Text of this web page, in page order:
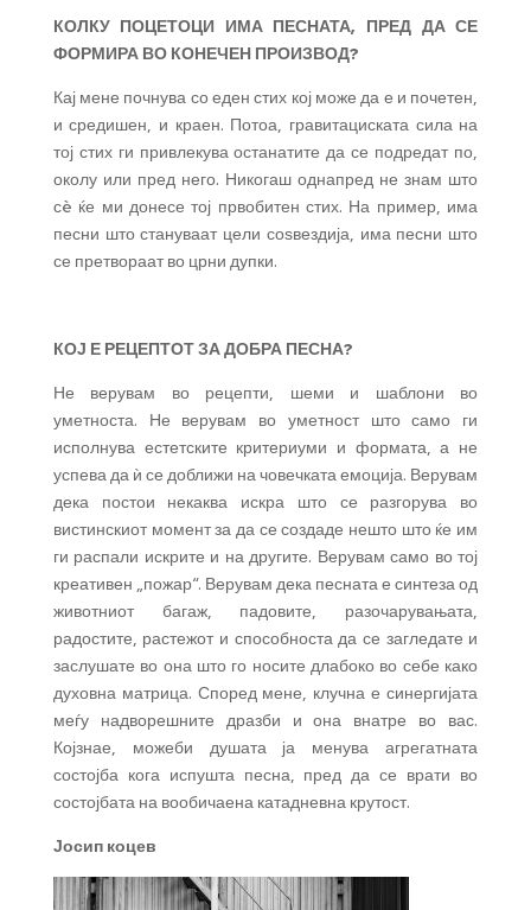
КОЛКУ ПОЦЕТОЦИ ИМА ПЕСНАТА, ПРЕД ДА СЕ
ФОРМИРА ВО КОНЕЧЕН ПРОИЗВОД?
Кај мене почнува со еден стих кој може да е и почетен,
и средишен, и краен. Потоа, гравитациската сила на
тој стих ги привлекува останатите да се подредат по,
околу или пред него. Никогаш однапред не знам што
сè ќе ми донесе тој првобитен стих. На пример, има
песни што стануваат цели соѕвездија, има песни што
се претвораат во црни дупки.
КОЈ Е РЕЦЕПТОТ ЗА ДОБРА ПЕСНА?
Не верувам во рецепти, шеми и шаблони во
уметноста. Не верувам во уметност што само ги
исполнува естетските критериуми и формата, а не
успева да ѝ се доближи на човечката емоција. Верувам
дека постои некаква искра што се разгорува во
вистинскиот момент за да се создаде нешто што ќе им
ги распали искрите и на другите. Верувам само во тој
креативен „пожар“. Верувам дека песната е синтеза од
животниот багаж, падовите, разочарувањата,
радостите, растежот и способноста да се загледате и
заслушате во она што го носите длабоко во себе како
духовна матрица. Според мене, клучна е синергијата
меѓу надворешните дразби и она внатре во вас.
Којзнае, можеби душата ја менува агрегатната
состојба кога испушта песна, пред да се врати во
состојбата на вообичаена катадневна крутост.
Јосип коцев